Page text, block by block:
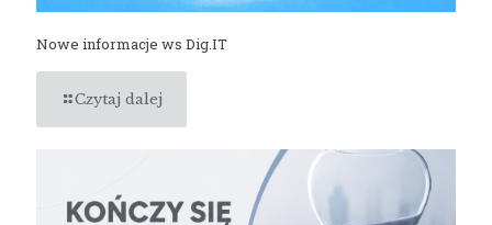
Nowe informacje ws Dig.IT
Czytaj dalej